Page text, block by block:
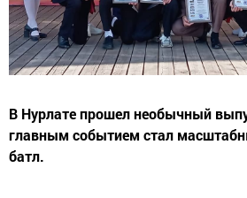
В Нурлате прошел необычный
главным событием стал
батл.